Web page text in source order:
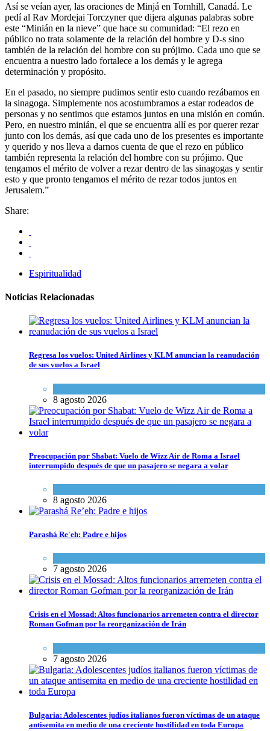
Así se veían ayer, las oraciones de Minjá en Tornhill, Canadá. Le
pedí al Rav Mordejai Torczyner que dijera algunas palabras sobre
este “Minián en la nieve” que hace su comunidad: “El rezo en
público no trata solamente de la relación del hombre y D-s sino
también de la relación del hombre con su prójimo. Cada uno que se
encuentra a nuestro lado fortalece a los demás y le agrega
determinación y propósito.
En el pasado, no siempre pudimos sentir esto cuando rezábamos en
la sinagoga. Simplemente nos acostumbramos a estar rodeados de
personas y no sentimos que estamos juntos en una misión en común.
Pero, en nuestro minián, el que se encuentra allí es por querer rezar
junto con los demás, así que cada uno de los presentes es importante
y querido y nos lleva a darnos cuenta de que el rezo en público
también representa la relación del hombre con su prójimo. Que
tengamos el mérito de volver a rezar dentro de las sinagogas y sentir
esto y que pronto tengamos el mérito de rezar todos juntos en
Jerusalem.”
Share:
Espiritualidad
Noticias Relacionadas
Regresa los vuelos: United Airlines y KLM anuncian la reanudación
de sus vuelos a Israel
8 agosto 2026
Preocupación por Shabat: Vuelo de Wizz Air de Roma a Israel
interrumpido después de que un pasajero se negara a volar
8 agosto 2026
Parashá Re'eh: Padre e hijos
7 agosto 2026
Crisis en el Mossad: Altos funcionarios arremeten contra el director
Roman Gofman por la reorganización de Irán
7 agosto 2026
Bulgaria: Adolescentes judíos italianos fueron víctimas de un ataque
antisemita en medio de una creciente hostilidad en toda Europa